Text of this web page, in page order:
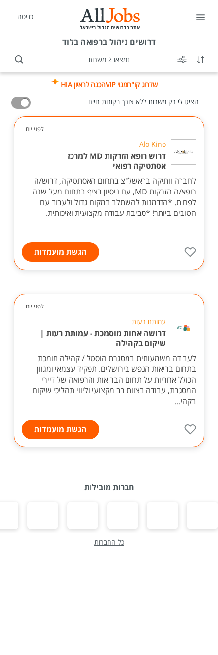
כניסה
דרושים ניהול ברפואה בלוד
נמצאו 2 משרות
שדרוג קו"חמנוי VIP הכנה לראיוןHiAi
הציגו לי רק משרות ללא צורך בקורות חיים
לפני יום
Alo Kino
דרוש רופא הזרקות MD למרכז
אסתטיקה רפואי
לחברה וותיקה בראשל"צ בתחום האסתטיקה, דרוש/ה
רופא/ה הזרקות MD, עם ניסיון רציף בתחום מעל שנה
לפחות. *הזדמנות להשתלב במקום גדול ולעבוד עם
הטובים ביותר! *סביבת עבודה מקצועית ואיכותית.
הגשת מועמדות
לפני יום
עמותת רעות
דרושה אחות מוסמכת - עמותת רעות |
שיקום בקהילה
לעבודה משמעותית במסגרת הוסטל / קהילה תומכת
בתחום בריאות הנפש בירושלים. תפקיד עצמאי ומגוון
הכולל אחריות על תחום הבריאות והרפואה של דיירי
המסגרת, עבודה בצוות רב מקצועי וליווי תהליכי שיקום
בקהי...
הגשת מועמדות
חברות מובילות
כל החברות